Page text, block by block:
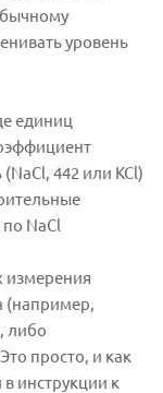
уровень
единиц
442 или KCl)
NaCl
измерения
(например,
либо
просто, и как
инструкции к